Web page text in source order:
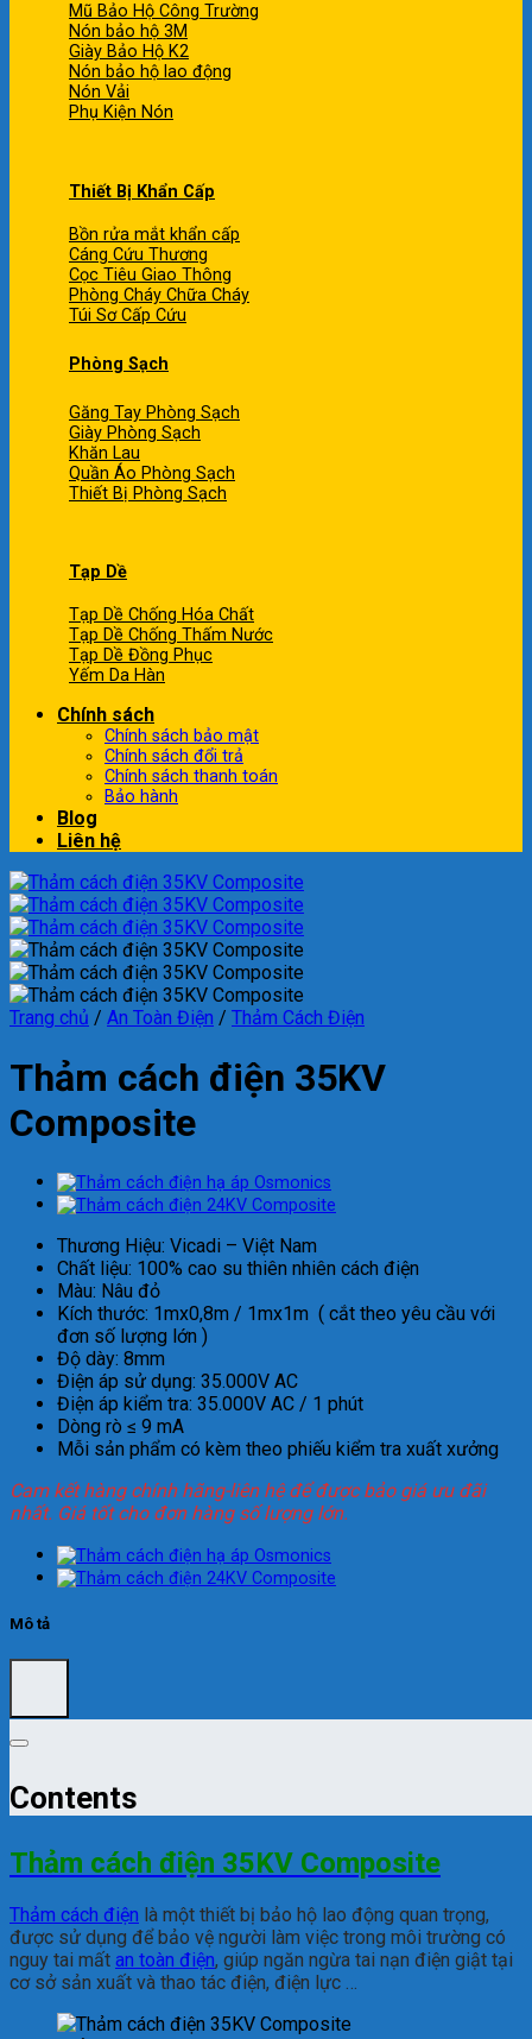
Mũ Bảo Hộ Công Trường
Nón bảo hộ 3M
Giày Bảo Hộ K2
Nón bảo hộ lao động
Nón Vải
Phụ Kiện Nón
Thiết Bị Khẩn Cấp
Bồn rửa mắt khẩn cấp
Cáng Cứu Thương
Cọc Tiêu Giao Thông
Phòng Cháy Chữa Cháy
Túi Sơ Cấp Cứu
Phòng Sạch
Găng Tay Phòng Sạch
Giày Phòng Sạch
Khăn Lau
Quần Áo Phòng Sạch
Thiết Bị Phòng Sạch
Tạp Dề
Tạp Dề Chống Hóa Chất
Tạp Dề Chống Thấm Nước
Tạp Dề Đồng Phục
Yếm Da Hàn
Chính sách
Chính sách bảo mật
Chính sách đổi trả
Chính sách thanh toán
Bảo hành
Blog
Liên hệ
Trang chủ / An Toàn Điện / Thảm Cách Điện
Thảm cách điện 35KV
Composite
Thương Hiệu: Vicadi – Việt Nam
Chất liệu: 100% cao su thiên nhiên cách điện
Màu: Nâu đỏ
Kích thước: 1mx0,8m / 1mx1m ( cắt theo yêu cầu với
đơn số lượng lớn )
Độ dày: 8mm
Điện áp sử dụng: 35.000V AC
Điện áp kiểm tra: 35.000V AC / 1 phút
Dòng rò ≤ 9 mA
Mỗi sản phẩm có kèm theo phiếu kiểm tra xuất xưởng
Cam kết hàng chính hãng-liên hệ để được bảo giá ưu đãi
nhất. Giá tốt cho đơn hàng số lượng lớn.
Mô tả
Contents
Thảm cách điện 35KV Composite
Thảm cách điện là một thiết bị bảo hộ lao động quan trọng,
được sử dụng để bảo vệ người làm việc trong môi trường có
nguy tai mất an toàn điện, giúp ngăn ngừa tai nạn điện giật tại
cơ sở sản xuất và thao tác điện, điện lực …